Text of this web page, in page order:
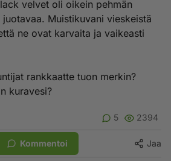
velvet oli oikein pehmän
Muistikuvani vieskeistä
ne ovat karvaita ja vaikeasti
rankkaatte tuon merkin?
kuravesi?
5 2394
Kommentoi Jaa